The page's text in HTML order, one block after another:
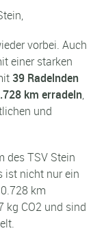
vorbei. Auch
einer starken
39 Radelnden
km erradeln,
und
des TSV Stein
ist nicht nur ein
km
kg CO2 und sind